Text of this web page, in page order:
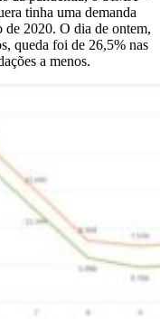
tinha uma demanda
de 2020. O dia de ontem,
queda foi de 26,5% nas
a menos.